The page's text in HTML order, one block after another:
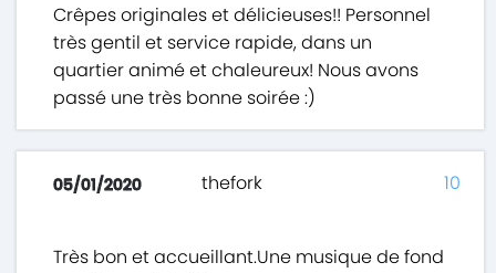
Crêpes originales et délicieuses!! Personnel
très gentil et service rapide, dans un
quartier animé et chaleureux! Nous avons
passé une très bonne soirée :)
05/01/2020 thefork
Très bon et accueillant.Une musique de fond
10